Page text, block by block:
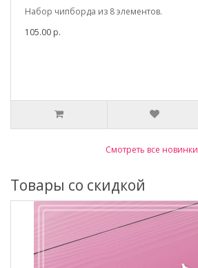
Набор чипборда из 8 элементов.
105.00 р.
Смотреть все новинки
Товары со скидкой